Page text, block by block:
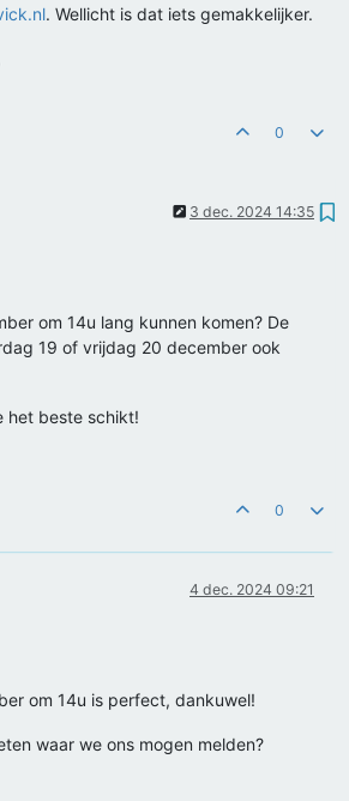
. Wellicht is dat iets gemakkelijker.
0
3 dec. 2024 14:35
om 14u lang kunnen komen? De
19 of vrijdag 20 december ook
het beste schikt!
0
4 dec. 2024 09:21
om 14u is perfect, dankuwel!
waar we ons mogen melden?